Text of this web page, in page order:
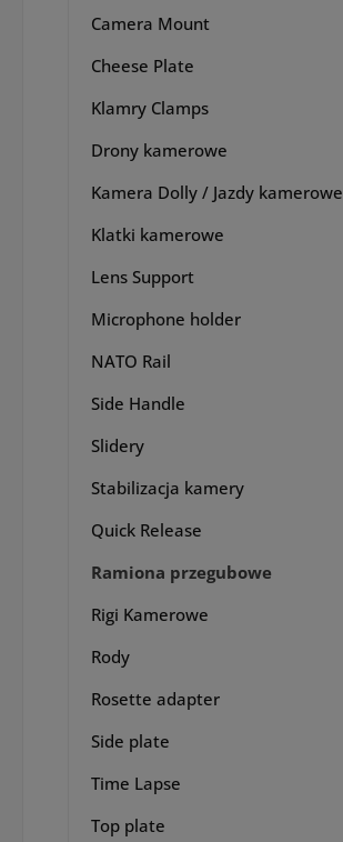
Camera Mount
Cheese Plate
Klamry Clamps
Drony kamerowe
Kamera Dolly / Jazdy kamerowe
Klatki kamerowe
Lens Support
Microphone holder
NATO Rail
Side Handle
Slidery
Stabilizacja kamery
Quick Release
Ramiona przegubowe
Rigi Kamerowe
Rody
Rosette adapter
Side plate
Time Lapse
Top plate